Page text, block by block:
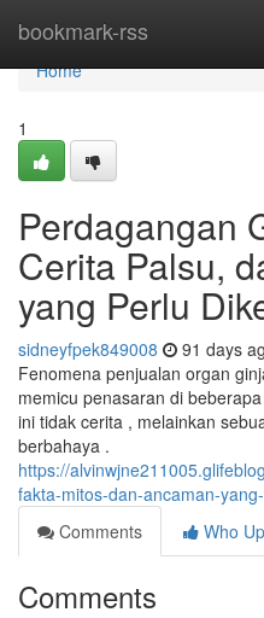
bookmark-rss
Home
Home
1
Perdagangan
Cerita Palsu,
yang Perlu
sidneyfpek849008 91 days
Fenomena penjualan organ
memicu penasaran di
ini tidak cerita , melainkan
berbahaya .
https://
fakta-mitos-dan-ancaman-
Comments
Who
Comments